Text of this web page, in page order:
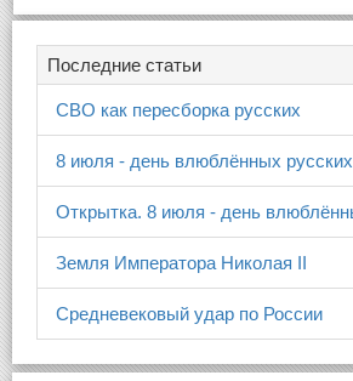
Последние статьи
СВО как пересборка русских
8 июля - день влюблённых русских
Открытка. 8 июля - день
Земля Императора Николая II
Средневековый удар по России